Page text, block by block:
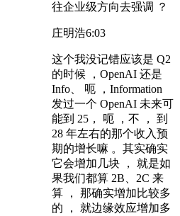
往企业级方向去强调 ？
庄明浩6:03
这个我没记错应该是 Q2
的时候 ，OpenAI 还是
Info、 呃 ，Information
发过一个 OpenAI 未来可
能到 25， 呃 ，不 ， 到
28 年左右的那个收入预
期的增长嘛 。其实确实
它会增加几块 ， 就是如
果我们都算 2B、2C 来
算 ， 那确实增加比较多
的 ， 就边缘效应增加多